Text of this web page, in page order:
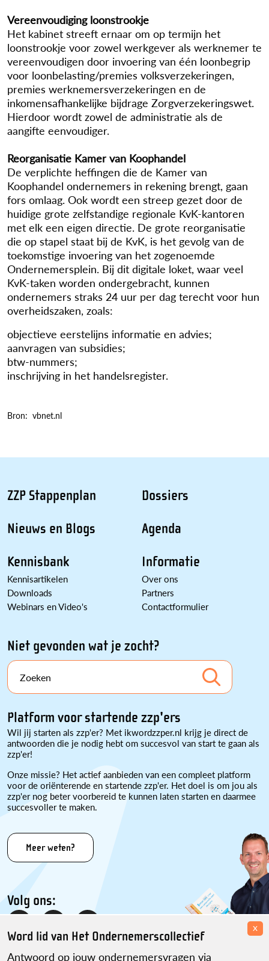
Vereenvoudiging loonstrookje
Het kabinet streeft ernaar om op termijn het
loonstrookje voor zowel werkgever als werknemer te
vereenvoudigen door invoering van één loonbegrip
voor loonbelasting/premies volksverzekeringen,
premies werknemersverzekeringen en de
inkomensafhankelijke bijdrage Zorgverzekeringswet.
Hierdoor wordt zowel de administratie als de
aangifte eenvoudiger.
Reorganisatie Kamer van Koophandel
De verplichte heffingen die de Kamer van
Koophandel ondernemers in rekening brengt, gaan
fors omlaag. Ook wordt een streep gezet door de
huidige grote zelfstandige regionale KvK-kantoren
met elk een eigen directie. De grote reorganisatie
die op stapel staat bij de KvK, is het gevolg van de
toekomstige invoering van het zogenoemde
Ondernemersplein. Bij dit digitale loket, waar veel
KvK-taken worden ondergebracht, kunnen
ondernemers straks 24 uur per dag terecht voor hun
overheidszaken, zoals:
objectieve eerstelijns informatie en advies;
aanvragen van subsidies;
btw-nummers;
inschrijving in het handelsregister.
Bron: vbnet.nl
ZZP Stappenplan
Nieuws en Blogs
Kennisbank
Kennisartikelen
Downloads
Webinars en Video's
Dossiers
Agenda
Informatie
Over ons
Partners
Contactformulier
Niet gevonden wat je zocht?
Zoeken
Platform voor startende zzp'ers
Wil jij starten als zzp'er? Met ikwordzzper.nl krijg je direct de
antwoorden die je nodig hebt om succesvol van start te gaan als
zzp'er!
Onze missie? Het actief aanbieden van een compleet platform
voor de oriënterende en startende zzp'er. Het doel is om jou als
zzp'er nog beter voorbereid te kunnen laten starten en daarmee
succesvoller te maken.
Meer weten?
Volg ons:
Word lid van Het Ondernemerscollectief
Antwoord op jouw ondernemersvragen via
x